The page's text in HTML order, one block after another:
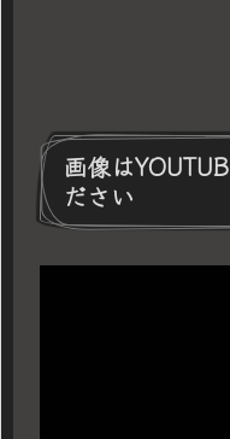
画像は
ださい